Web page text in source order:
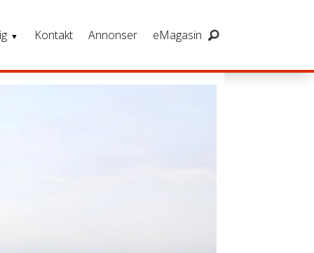
Kontakt Annonser eMagasin